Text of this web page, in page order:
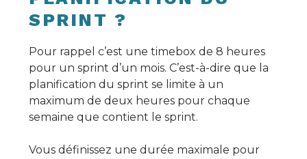
SPRINT ?
Pour rappel c’est une timebox de 8 heures
pour un sprint d’un mois. C’est-à-dire que la
planification du sprint se limite à un
maximum de deux heures pour chaque
semaine que contient le sprint.
Vous définissez une durée maximale pour